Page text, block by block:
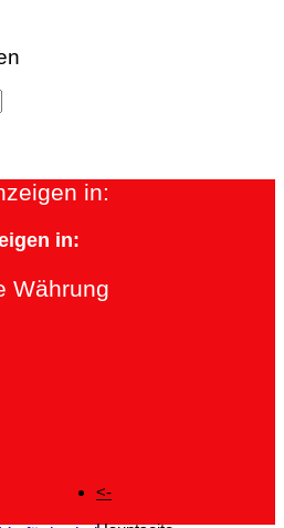
in:
in:
Währung
<-